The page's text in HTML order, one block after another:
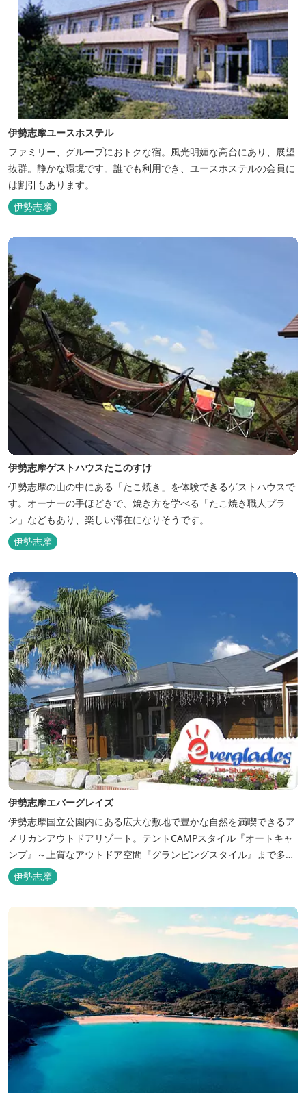
伊勢志摩ユースホステル
ファミリー、グループにおトクな宿。風光明媚な高台にあり、展望
抜群。静かな環境です。誰でも利用でき、ユースホステルの会員に
は割引もあります。
伊勢志摩
伊勢志摩ゲストハウスたこのすけ
伊勢志摩の山の中にある「たこ焼き」を体験できるゲストハウスで
す。オーナーの手ほどきで、焼き方を学べる「たこ焼き職人プラ
ン」などもあり、楽しい滞在になりそうです。
伊勢志摩
伊勢志摩エバーグレイズ
伊勢志摩国立公園内にある広大な敷地で豊かな自然を満喫できるア
メリカンアウトドアリゾート。テントCAMPスタイル『オートキャ
ンプ』～上質なアウトドア空間『グランピングスタイル』まで多彩
な宿泊スタイルを体験できます。 場内ではキッズイベント＆アクテ
ィビティーが人気！365日開催のアメリカンカルチャーを取り入れ
たキッズイベント、カナディアンカヌー、ペダルボート、ファンサ
イクルなど豊富なアクティビ...
伊勢志摩